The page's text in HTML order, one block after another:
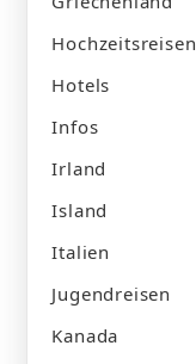
Hochzeitsreisen
Hotels
Infos
Irland
Island
Italien
Jugendreisen
Kanada